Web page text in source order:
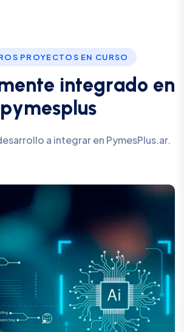
PROYECTOS EN CURSO
ente integrado en
pymesp us
a integrar en PymesPlus.ar.